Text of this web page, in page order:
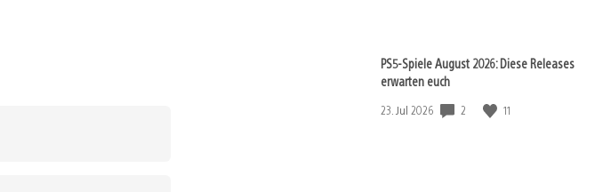
PS5-Spiele August 2026: Diese Releases
erwarten euch
Veröffentlichungsdatum:
23. Jul 2026 2 11